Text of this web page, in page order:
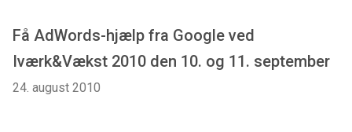
Få AdWords-hjælp fra Google ved
Iværk&Vækst 2010 den 10. og 11. september
24. august 2010